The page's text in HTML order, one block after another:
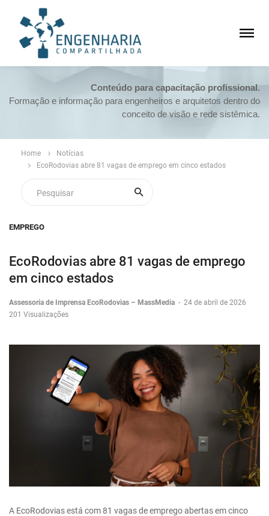
Conteúdo para capacitação profissional.
Formação e informação para engenheiros e arquitetos dentro do
conceito de visão e rede sistêmica.
Home
Notícias
EcoRodovias abre 81 vagas de emprego em cinco estados
EMPREGO
EcoRodovias abre 81 vagas de emprego
em cinco estados
Assessoria de Imprensa EcoRodovias – MassMedia - 24 de abril de 2026
201 Visualizações
A EcoRodovias está com 81 vagas de emprego abertas em cinco